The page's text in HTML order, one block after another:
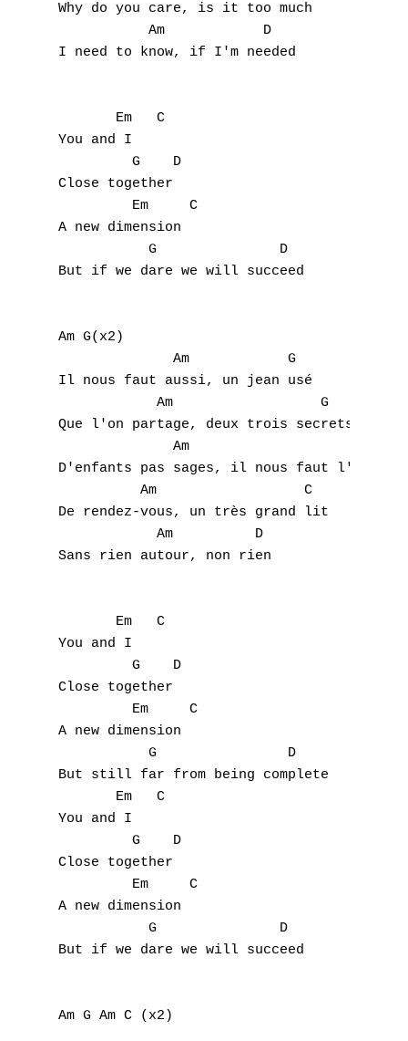
Why do you care, is it too much
           Am            D
I need to know, if I'm needed
       Em   C
You and I
         G    D
Close together
         Em     C
A new dimension
           G               D
But if we dare we will succeed
Am G(x2)
              Am            G
Il nous faut aussi, un jean usé
            Am                  G
Que l'on partage, deux trois secrets
              Am                      G
D'enfants pas sages, il nous faut l'envie
          Am                  C
De rendez-vous, un très grand lit
            Am          D
Sans rien autour, non rien
       Em   C
You and I
         G    D
Close together
         Em     C
A new dimension
           G                D
But still far from being complete
       Em   C
You and I
         G    D
Close together
         Em     C
A new dimension
           G               D
But if we dare we will succeed
Am G Am C (x2)